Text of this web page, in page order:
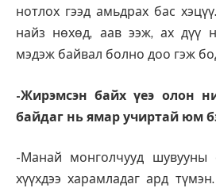
нотлох гээд амьдрах бас
найз нөхөд, аав ээж, ах дүү
мэдэж байвал болно доо гэж
-Жирэмсэн байх үеэ олон
байдаг нь ямар учиртай юм
-Манай монголчууд шувууны
хүүхдээ харамладаг ард